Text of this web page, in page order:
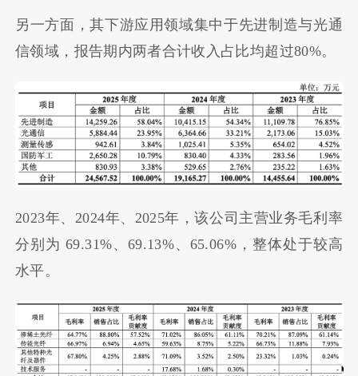
另一方面，其下游应用领域集中于先进制造与光通
信领域，报告期内两者合计收入占比均超过80%。
2023年、2024年、2025年，该公司主营业务毛利率
分别为 69.31%、69.13%、65.06%，整体处于较高
水平。